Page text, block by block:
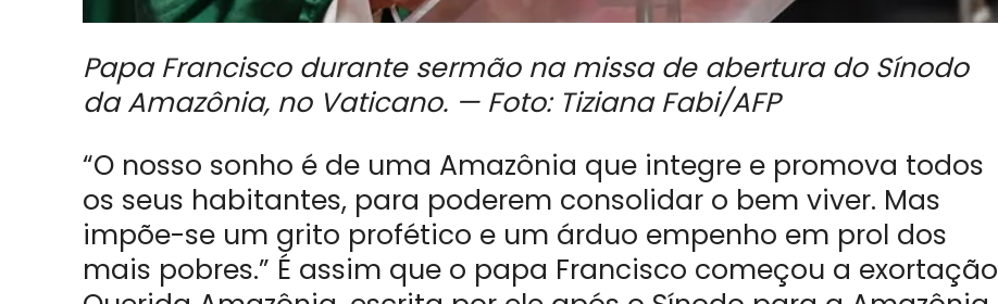
Papa Francisco durante sermão na missa de abertura do Sínodo
da Amazônia, no Vaticano. — Foto: Tiziana Fabi/AFP
“O nosso sonho é de uma Amazônia que integre e promova todos
os seus habitantes, para poderem consolidar o bem viver. Mas
impõe-se um grito profético e um árduo empenho em prol dos
mais pobres.” É assim que o papa Francisco começou a exortação